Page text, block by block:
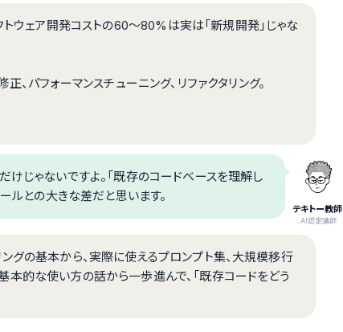
トウェア開発コストの60〜80%は実は「新規開発」じゃな
パフォーマンスチューニング、リファクタリング。
テキトー教師
.AI認定講師
けじゃないですよ。「既存のコードベースを理解し
ルとの大きな差だと思います。
グの基本から、実際に使えるプロンプト集、大規模移行
的な使い方の話から一歩進んで、「既存コードをどう